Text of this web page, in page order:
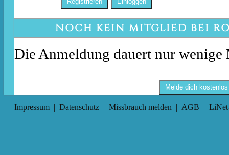
NOCH KEIN MITGLIED BEI
Die Anmeldung dauert nur
Melde dich
Impressum | Datenschutz | Missbrauch melden | AGB |